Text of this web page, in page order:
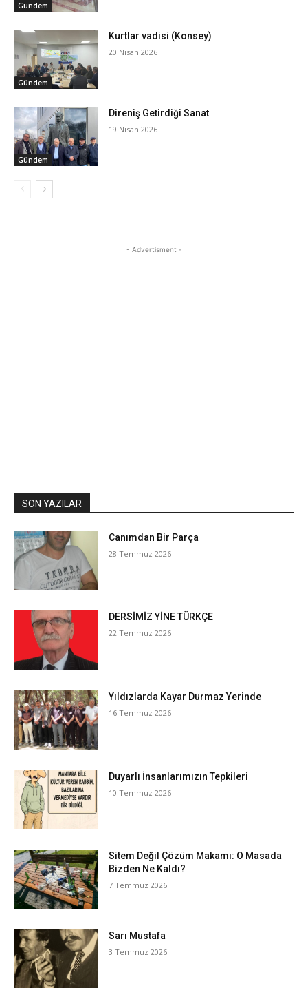
Gündem
Gündem
Kurtlar vadisi (Konsey)
20 Nisan 2026
Gündem
Direniş Getirdiği Sanat
19 Nisan 2026
- Advertisment -
SON YAZILAR
Canımdan Bir Parça
28 Temmuz 2026
DERSİMİZ YİNE TÜRKÇE
22 Temmuz 2026
Yıldızlarda Kayar Durmaz Yerinde
16 Temmuz 2026
Duyarlı İnsanlarımızın Tepkileri
10 Temmuz 2026
Sitem Değil Çözüm Makamı: O Masada
Bizden Ne Kaldı?
7 Temmuz 2026
Sarı Mustafa
3 Temmuz 2026